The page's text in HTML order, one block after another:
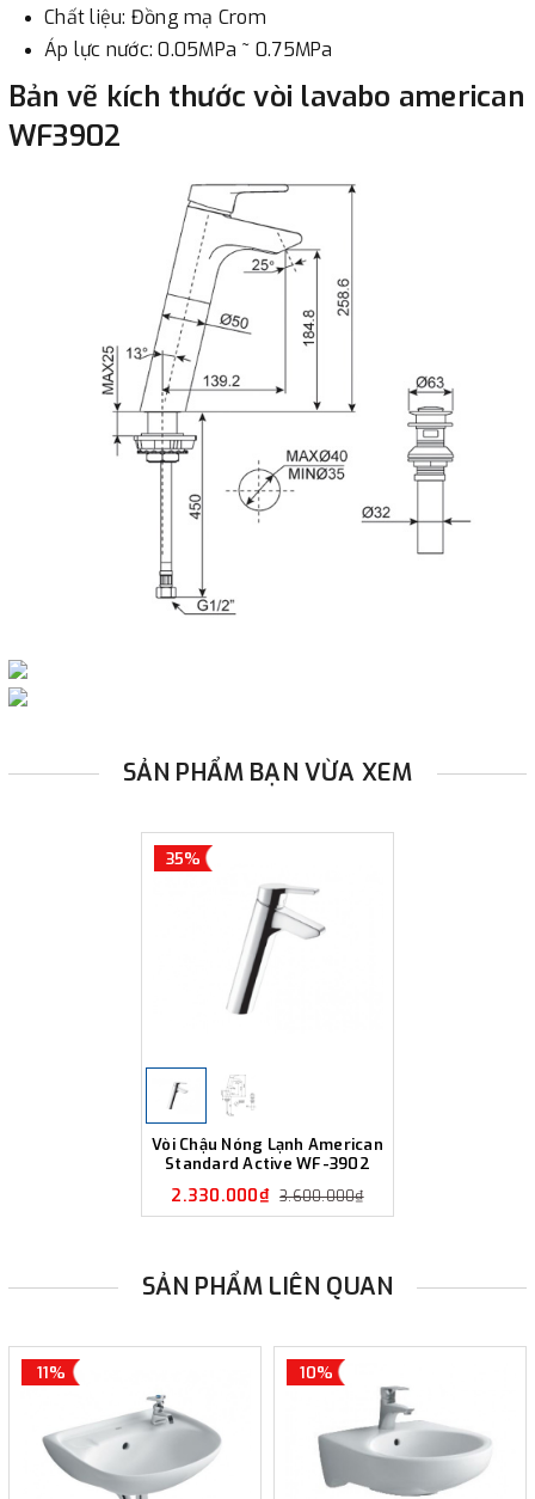
chuyển theo cước phí tính trong chính sách vận chuyển
bằng phương thức chuyển khoản trước khi giao hàng.
- Sau khi có thông tin xác thực đã chuyển tiền của quý
khách, chúng tôi sẽ thực hiện đơn hàng theo yêu cầu.
Chất liệu: Đồng mạ Crom
Áp lực nước: 0.05MPa ~ 0.75MPa
Bản vẽ kích thước vòi lavabo american
WF3902
SẢN PHẨM BẠN VỪA XEM
35%
Vòi Chậu Nóng Lạnh American
Standard Active WF-3902
2.330.000₫ 3.600.000₫
SẢN PHẨM LIÊN QUAN
11% 10%